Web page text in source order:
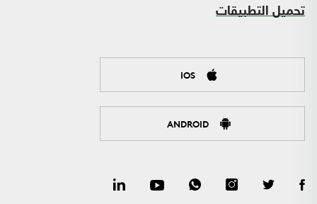
تحميل التطبيقات
IOS
ANDROID